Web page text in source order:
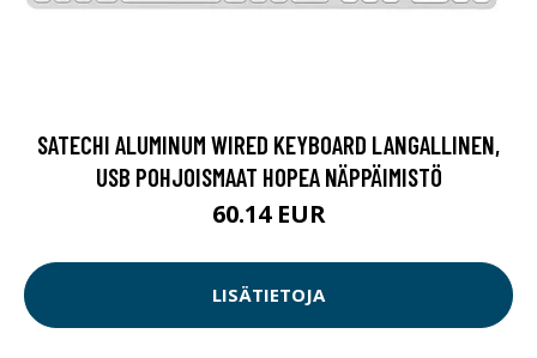
SATECHI ALUMINUM WIRED KEYBOARD LANGALLINEN,
USB POHJOISMAAT HOPEA NÄPPÄIMISTÖ
60.14 EUR
LISÄTIETOJA